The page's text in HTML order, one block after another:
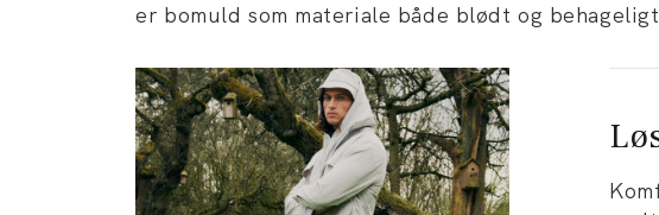
er bomuld som materiale både blødt og